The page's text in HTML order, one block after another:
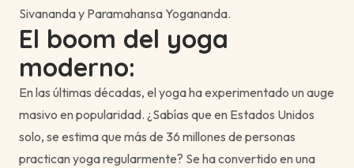
Sivananda y Paramahansa Yogananda.
El boom del yoga
moderno:
En las últimas décadas, el yoga ha experimentado un auge
masivo en popularidad. ¿Sabías que en Estados Unidos
solo, se estima que más de 36 millones de personas
practican yoga regularmente? Se ha convertido en una